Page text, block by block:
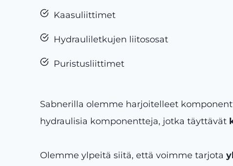
Kaasuliittimet
Hydrauliletkujen liitososat
Puristusliittimet
Sabnerilla olemme harjoitelleet
hydraulisia komponentteja, jotka täyttävät
Olemme ylpeitä siitä, että voimme tarjota